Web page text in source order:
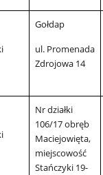
Gołdap
ul. Promenada
Zdrojowa 14
Nr działki
106/17 obręb
Maciejowięta,
miejscowość
Stańczyki 19-